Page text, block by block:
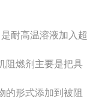
耐高温溶液加入超
阻燃剂主要是把具
的形式添加到被阻